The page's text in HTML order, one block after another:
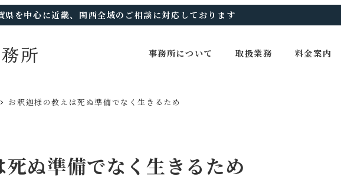
を中心に近畿、関西全域のご相談に対応しております
事務所について 取扱業務 料金案内
お釈迦様の教えは死ぬ準備でなく生きるため
ぬ準備でなく生きるため